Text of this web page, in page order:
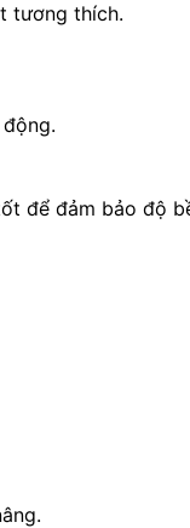
tương thích.
để đảm bảo độ